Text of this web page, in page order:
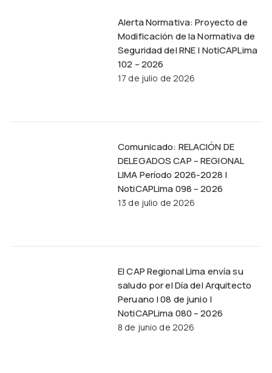
Alerta Normativa: Proyecto de
Modificación de la Normativa de
Seguridad del RNE | NotiCAPLima
102 – 2026
17 de julio de 2026
Comunicado: RELACIÓN DE
DELEGADOS CAP – REGIONAL
LIMA Período 2026-2028 |
NotiCAPLima 098 – 2026
13 de julio de 2026
El CAP Regional Lima envía su
saludo por el Día del Arquitecto
Peruano | 08 de junio |
NotiCAPLima 080 – 2026
8 de junio de 2026